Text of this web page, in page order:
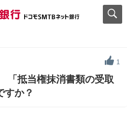
1
「抵当権抹消書類の受取
すか？